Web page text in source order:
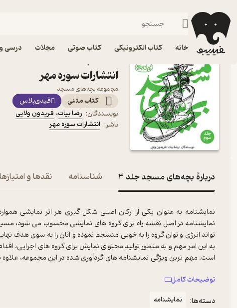
خانه کتاب الکترونیکی کتاب صوتی مجلات درسی
فیدیبو کتاب الکترونیکی
انتشارات سوره مهر
مجموعه بچه‌های مسجد
کتاب متنی
فیدی‌پلاس
نویسندگان: رضا بیات، فریدون ولایی
ناشر: انتشارات سوره مهر
دربارۀ بچه‌های مسجد جلد 3 شناسنامه نقدها و امتیازها
نمایشنامه به عنوان یکی از ارکان اصلی شکل گیری هر اثر نمایشی
نمایشنامه در اصل نقشه راه برای گروه های نمایشی محسوب می شود،
تواند انرژی و توان گروه را به خوبی منسجم نموده و آنان را به سوی هدف
به این امر مهم و به منظور تولید محتوای نمایش برای گروه های اجرایی،
است. مهم ترین ویژگی نمایشنامه های گردآوری شده در این مجموعه،
توضیحات کامل
دسته‌ها:
نمایشنامه